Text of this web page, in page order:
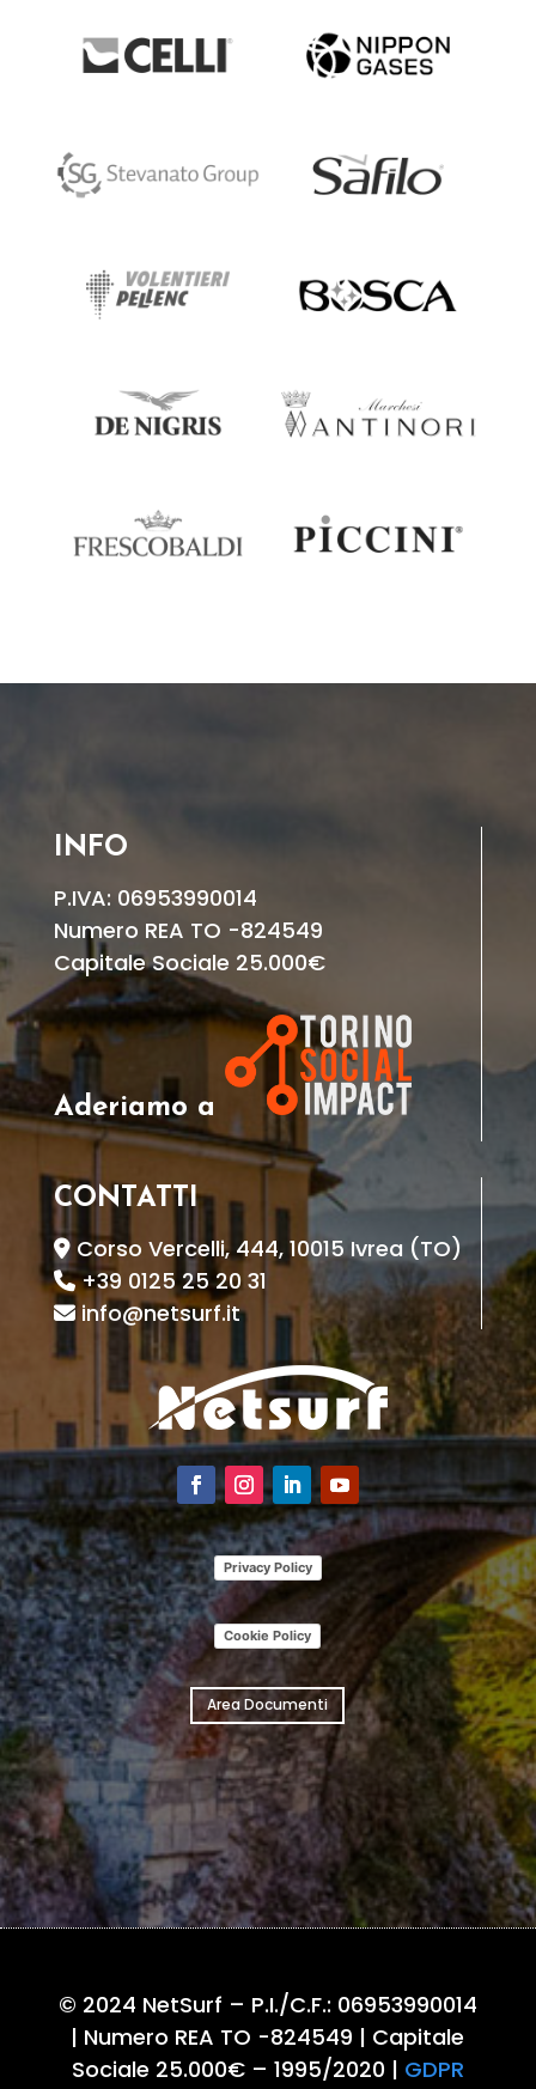
INFO
P.IVA: 06953990014
Numero REA TO -824549
Capitale Sociale 25.000€
Aderiamo a
CONTATTI
Corso Vercelli, 444, 10015 Ivrea (TO)
+39 0125 25 20 31
info@netsurf.it
Privacy Policy
Cookie Policy
Area Documenti
© 2024 NetSurf – P.I./C.F.: 06953990014
| Numero REA TO -824549 | Capitale
Sociale 25.000€ – 1995/2020 | GDPR